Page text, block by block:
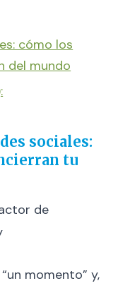
cómo los
del mundo
sociales:
tu
de
momento” y,